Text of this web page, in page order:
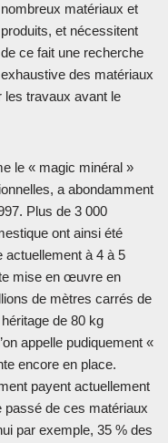
nombreux matériaux et
produits, et nécessitent
de ce fait une recherche
exhaustive des matériaux
les travaux avant le
le « magic minéral »
a abondamment
Plus de 3 000
ont ainsi été
actuellement à 4 à 5
mise en œuvre en
de mètres carrés de
de 80 kg
appelle pudiquement «
encore en place.
payent actuellement
passé de ces matériaux
par exemple, 35 % des